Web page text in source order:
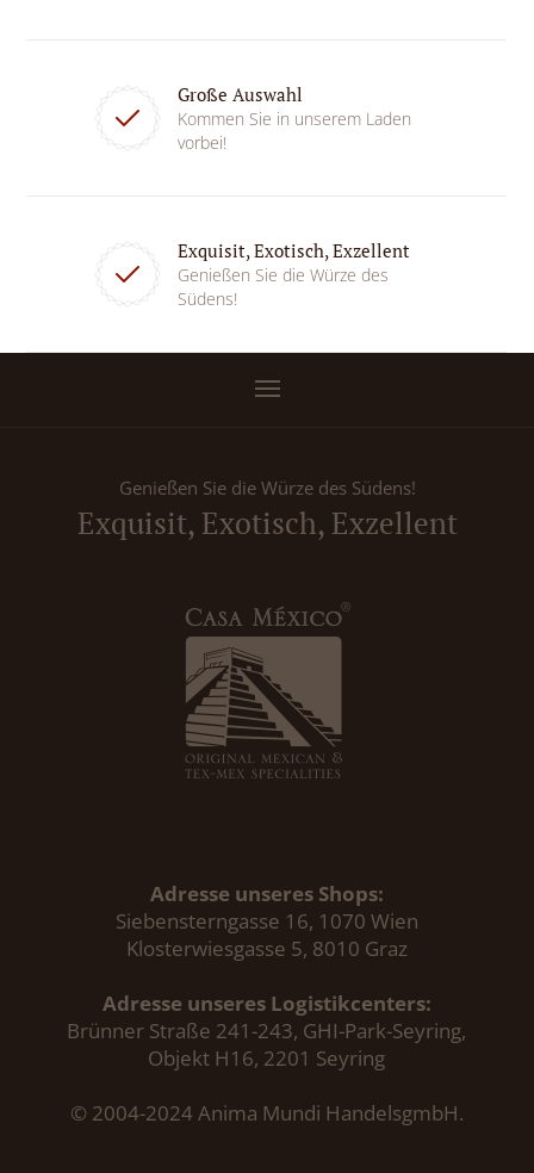
Große Auswahl
Kommen Sie in unserem Laden
vorbei!
Exquisit, Exotisch, Exzellent
Genießen Sie die Würze des
Südens!
Genießen Sie die Würze des Südens!
Exquisit, Exotisch, Exzellent
Adresse unseres Shops:
Siebensterngasse 16, 1070 Wien
Klosterwiesgasse 5, 8010 Graz
Adresse unseres Logistikcenters:
Brünner Straße 241-243, GHI-Park-Seyring,
Objekt H16, 2201 Seyring
© 2004-2024 Anima Mundi HandelsgmbH.